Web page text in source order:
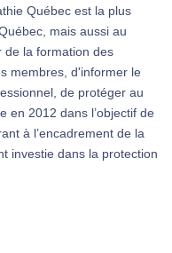
Québec est la plus
mais aussi au
de la formation des
membres, d'informer le
de protéger au
en 2012 dans l’objectif de
à l’encadrement de la
investie dans la protection